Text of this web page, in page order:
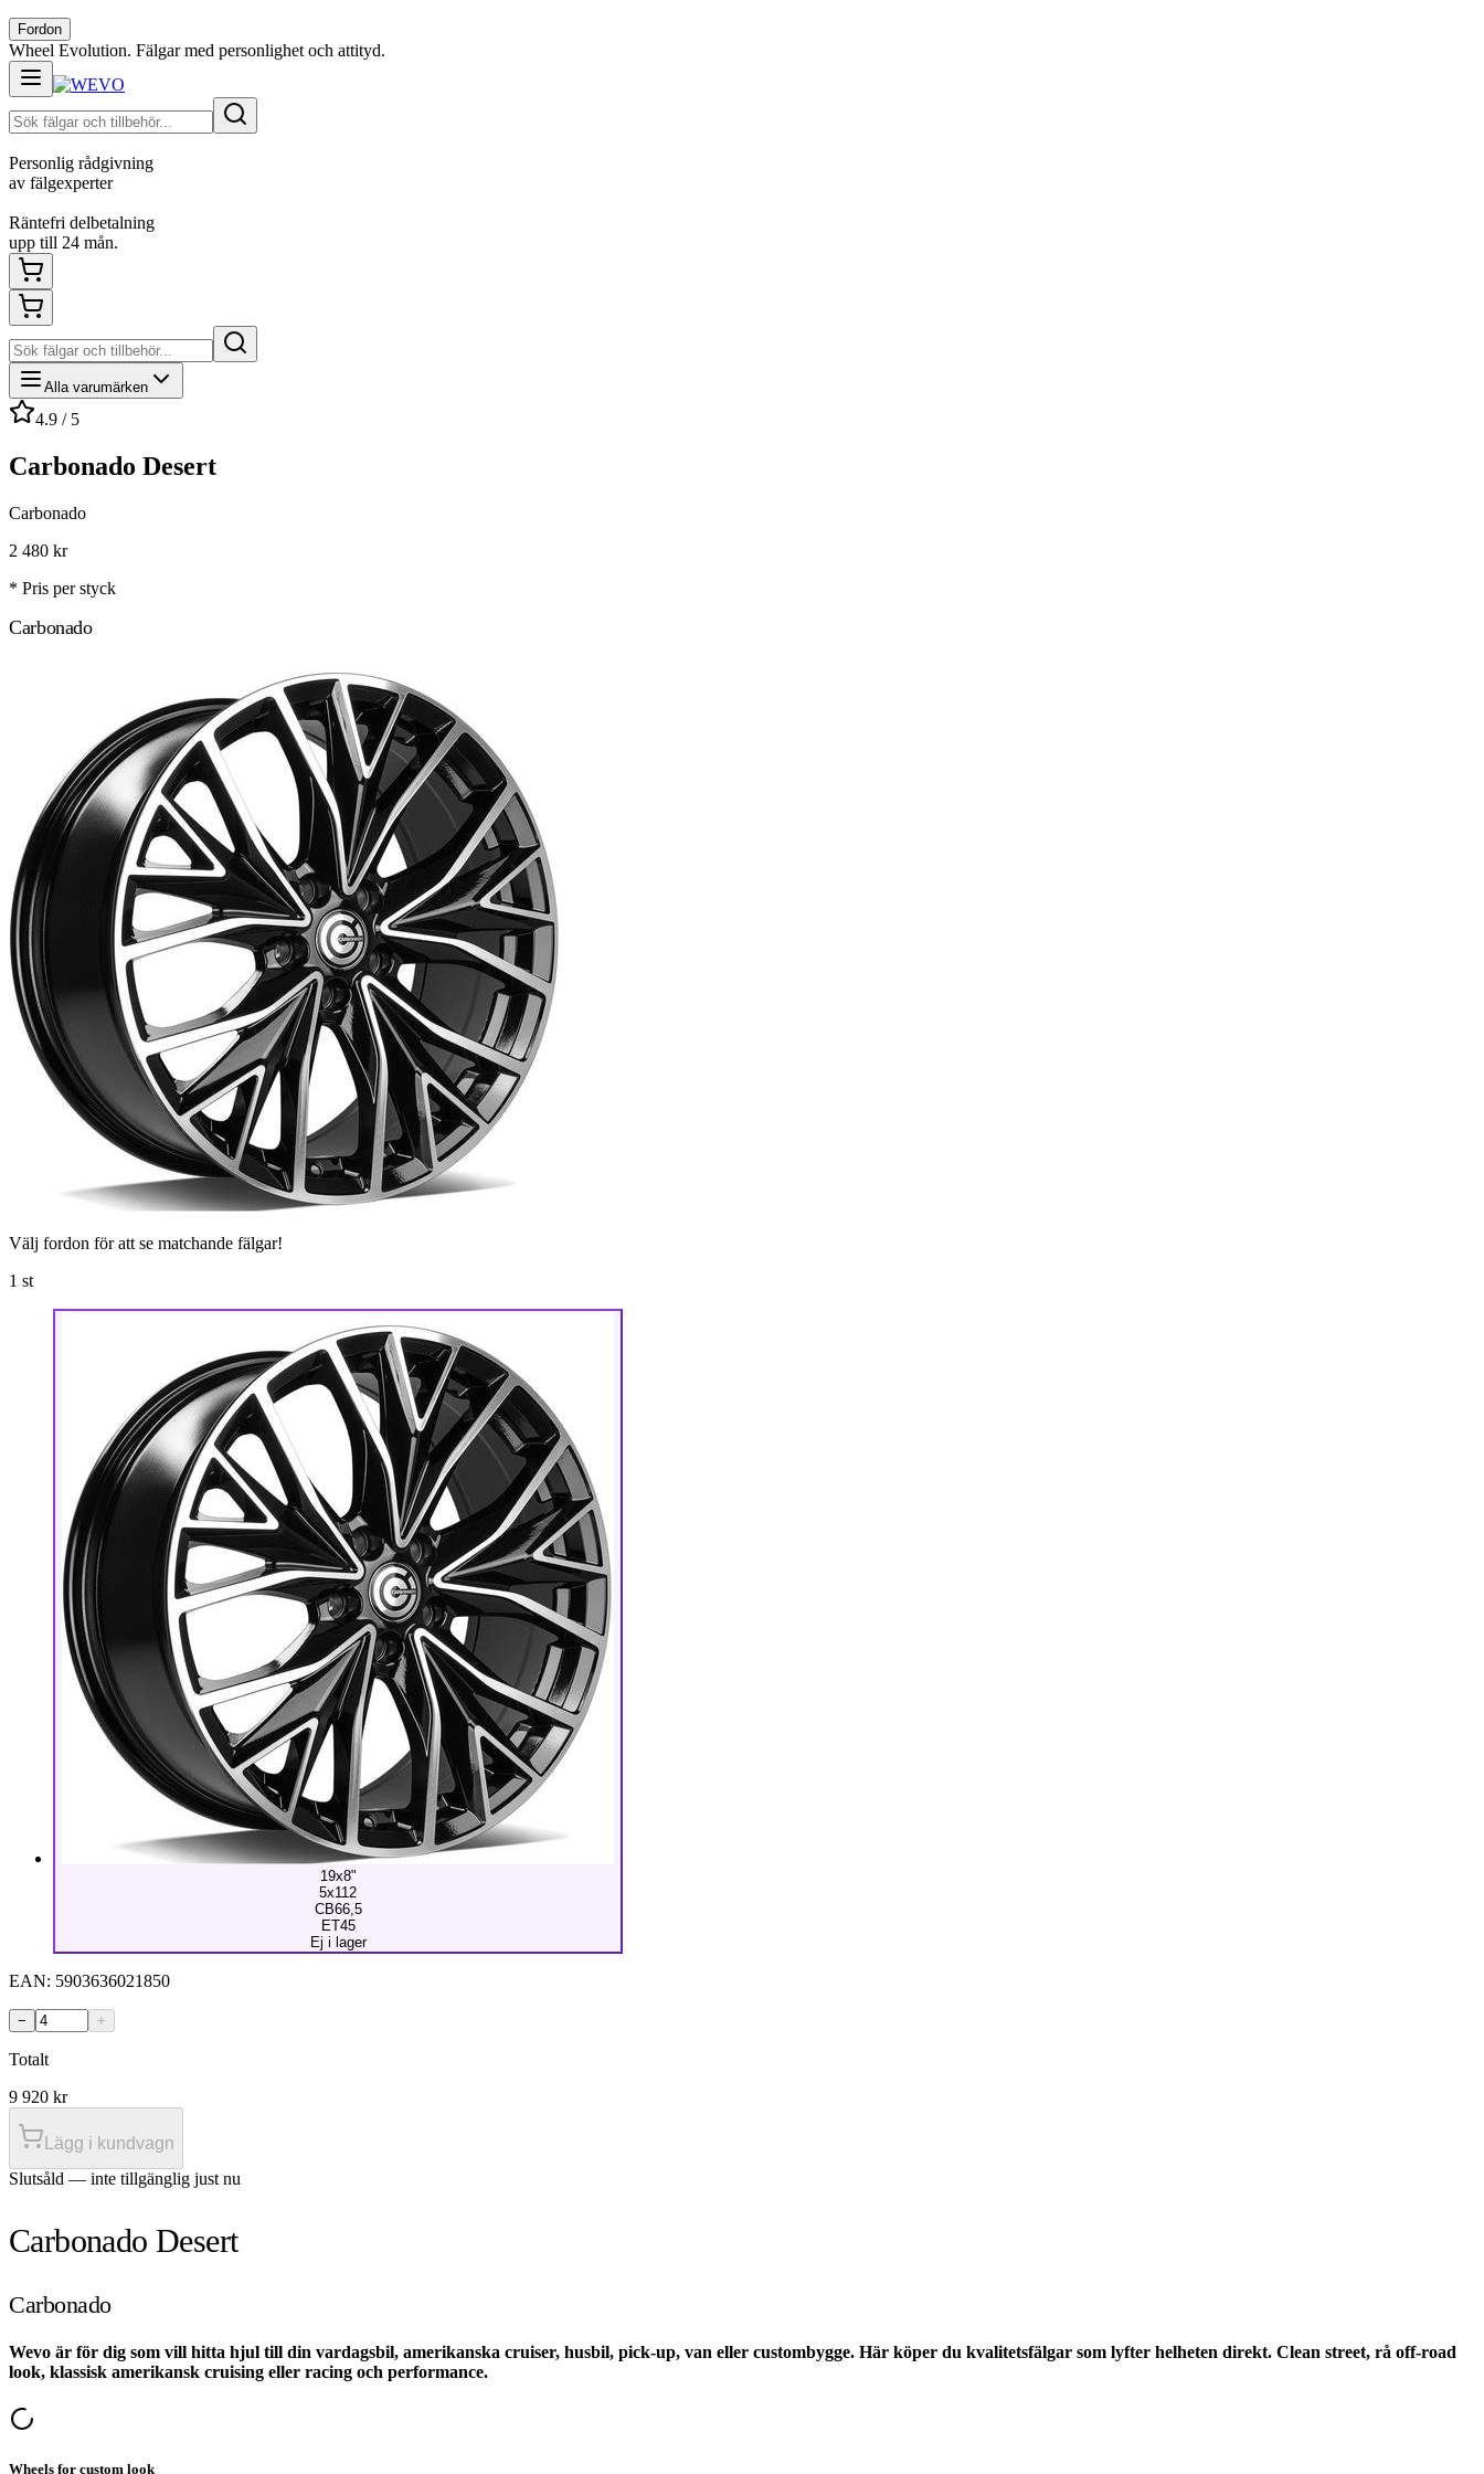
Fordon
Wheel Evolution. Fälgar med personlighet och attityd.
Personlig rådgivning
av fälgexperter
Räntefri delbetalning
upp till 24 mån.
Alla varumärken
4.9 / 5
Carbonado Desert
Carbonado
2 480 kr
* Pris per styck
Carbonado
Välj fordon för att se matchande fälgar!
1 st
19x8"
5x112
CB66,5
ET45
Ej i lager
EAN: 5903636021850
− +
Totalt
9 920 kr
Lägg i kundvagn
Slutsåld — inte tillgänglig just nu
Carbonado Desert
Carbonado
Wevo är för dig som vill hitta hjul till din vardagsbil, amerikanska cruiser, husbil, pick-up, van eller custombygge. Här köper du kvalitetsfälgar som lyfter helheten direkt. Clean street, rå off-road
look, klassisk amerikansk cruising eller racing och performance.
Wheels for custom look